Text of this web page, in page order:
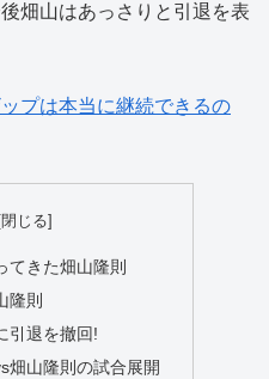
畑山はあっさりと引退を表
プは本当に継続できるの
てきた畑山隆則
隆則
引退を撤回!
畑山隆則の試合展開